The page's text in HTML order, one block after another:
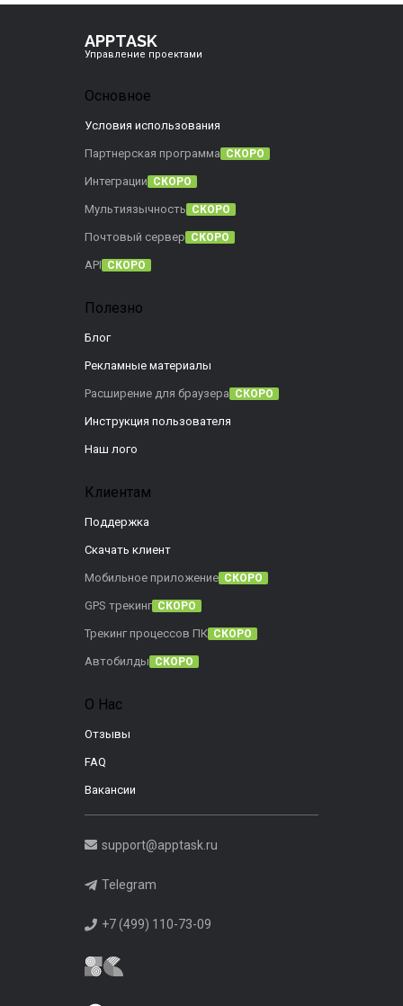
APPTASK
Управление проектами
Основное
Условия использования
Партнерская программа СКОРО
Интеграции СКОРО
Мультиязычность СКОРО
Почтовый сервер СКОРО
API СКОРО
Полезно
Блог
Рекламные материалы
Расширение для браузера СКОРО
Инструкция пользователя
Наш лого
Клиентам
Поддержка
Скачать клиент
Мобильное приложение СКОРО
GPS трекинг СКОРО
Трекинг процессов ПК СКОРО
Автобилды СКОРО
О Нас
Отзывы
FAQ
Вакансии
support@apptask.ru
Telegram
+7 (499) 110-73-09